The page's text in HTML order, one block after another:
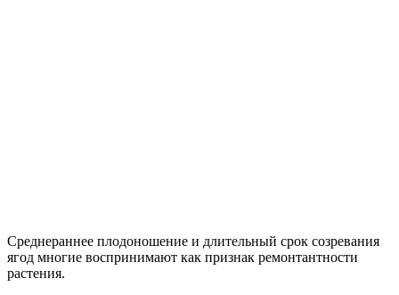
Среднераннее плодоношение и длительный срок созревания
ягод многие воспринимают как признак ремонтантности
растения.